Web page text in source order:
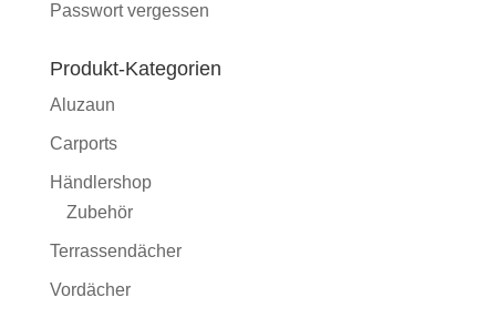
Passwort vergessen
Produkt-Kategorien
Aluzaun
Carports
Händlershop
Zubehör
Terrassendächer
Vordächer